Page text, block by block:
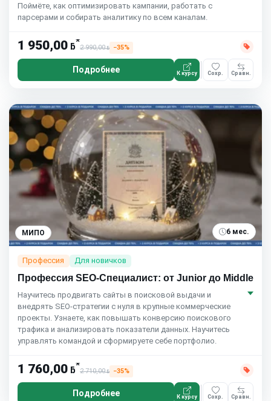
Поймёте, как оптимизировать кампании, работать с
парсерами и собирать аналитику по всем каналам.
1 950,00 ƃ*
2 990,00ƃ −35%
Подробнее К курсу Сохр. Сравн.
МИПО 6 мес.
Профессия Для новичков
Профессия SEO-Специалист: от Junior до Middle
Научитесь продвигать сайты в поисковой выдачи и
внедрять SEO-стратегии с нуля в крупные коммерческие
проекты. Узнаете, как повышать конверсию поискового
трафика и анализировать показатели данных. Научитесь
управлять командой и сформируете себе портфолио.
1 760,00 ƃ*
2 710,00ƃ −35%
Подробнее К курсу Сохр. Сравн.